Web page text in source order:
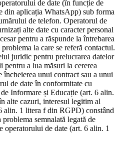
de date (în funcție de
din aplicația WhatsApp) sub forma
de telefon. Operatorul de
alte date cu caracter personal
pentru a răspunde la întrebarea
la care se referă contactul.
juridic pentru prelucrarea datelor
pentru a lua măsuri la cererea
încheierea unui contract sau a unui
de date în conformitate cu
Informare și Educație (art. 6 alin.
alte cazuri, interesul legitim al
alin. 1 litera f din RGPD) constând
semnalată legată de
operatorului de date (art. 6 alin. 1